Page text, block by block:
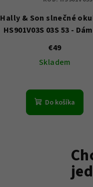
Hally & Son slnečné
HS901V03S 03S 53 -
€49
Skladem
Do košíka